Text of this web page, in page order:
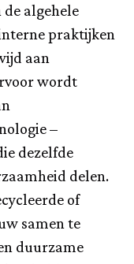
algehele
praktijken
aan
wordt
–
dezelfde
delen.
of
samen te
duurzame